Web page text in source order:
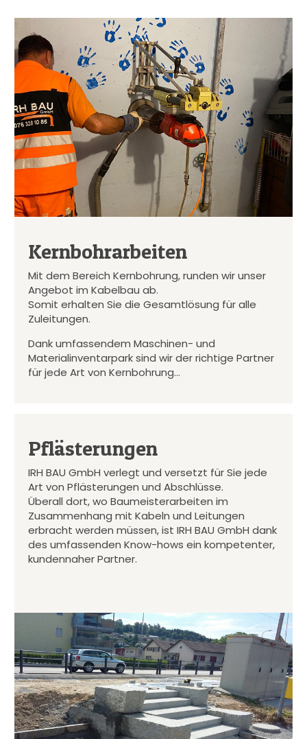
Kernbohrarbeiten
Mit dem Bereich Kernbohrung, runden wir unser
Angebot im Kabelbau ab.
Somit erhalten Sie die Gesamtlösung für alle
Zuleitungen.
Dank umfassendem Maschinen- und
Materialinventarpark sind wir der richtige Partner
für jede Art von Kernbohrung…
Pflästerungen
IRH BAU GmbH verlegt und versetzt für Sie jede
Art von Pflästerungen und Abschlüsse.
Überall dort, wo Baumeisterarbeiten im
Zusammenhang mit Kabeln und Leitungen
erbracht werden müssen, ist IRH BAU GmbH dank
des umfassenden Know-hows ein kompetenter,
kundennaher Partner.